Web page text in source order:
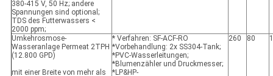
380-415 V, 50 Hz; andere
Spannungen sind optional;
TDS des Futterwassers <
2000 ppm;
Umkehrosmose-
Wasseranlage Permeat 2TPH
(12.800 GPD)
mit einer Breite von mehr als
* Verfahren: SF-ACF-RO
*Vorbehandlung: 2x SS304-Tank;
*PVC-Wasserleitungen;
*Blumenzähler und Druckmesser;
*LP&HP-
260 80